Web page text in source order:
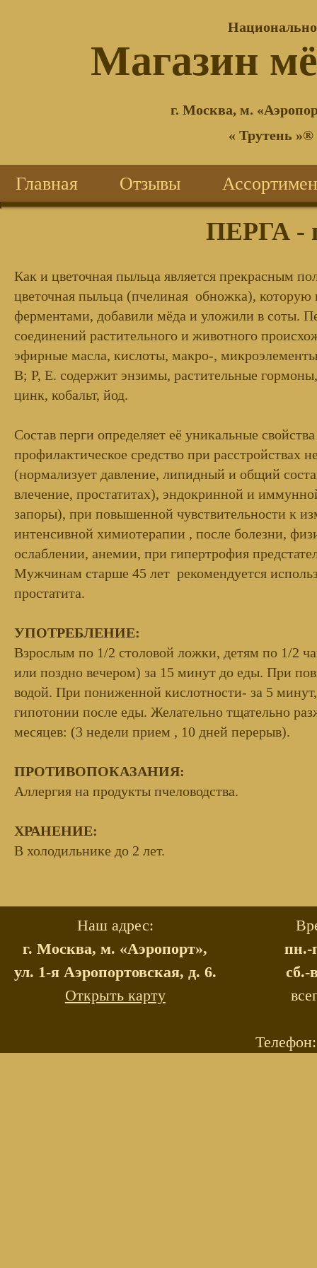
®
Магазин
г. Москва, м.
« Трутень
Главная Отзывы
ПЕРГА -
Как и цветочная пыльца является прекрасным
цветочная пыльца (пчелиная обножка),
ферментами, добавили мёда и уложили в соты.
соединений растительного и животного
эфирные масла, кислоты, макро-,
В; Р, Е. содержит энзимы, растительные
цинк, кобальт, йод.
Состав перги определяет её уникальные
профилактическое средство при расстройствах
(нормализует давление, липидный и общий
влечение, простатитах), эндокринной и
запоры), при повышенной чувствительности к
интенсивной химиотерапии , после болезни,
ослаблении, анемии, при гипертрофия
Мужчинам старше 45 лет рекомендуется
простатита.
УПОТРЕБЛЕНИЕ:
Взрослым по 1/2 столовой ложки, детям по 1/2
или поздно вечером) за 15 минут до еды. При
водой. При пониженной кислотности- за 5
гипотонии после еды. Желательно тщательно
месяцев: (3 недели прием , 10 дней перерыв).
ПРОТИВОПОКАЗАНИЯ:
Аллергия на продукты пчеловодства.
ХРАНЕНИЕ:
В холодильнике до 2 лет.
Наш адрес:
г. Москва, м. «Аэропорт»,
ул. 1-я Аэропортовская, д. 6.
Открыть карту
пн.-
сб.-